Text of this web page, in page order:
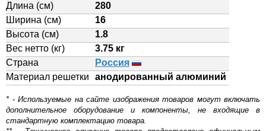
Длина (см)
280
Ширина (см)
16
Высота (см)
1.8
Вес нетто (кг)
3.75 кг
Страна
Россия
Материал решетки
aнодированный алюминий
* - Используемые на сайте изображения товаров могут включать
дополнительное оборудование и компоненты, не входящие в
стандартную комплектацию товара.